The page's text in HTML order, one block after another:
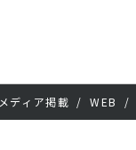
メディア掲載 WEB